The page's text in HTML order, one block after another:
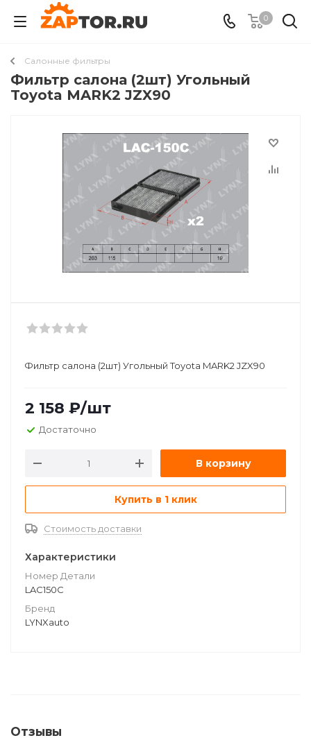
0
Салонные фильтры
Фильтр салона (2шт) Угольный
Toyota MARK2 JZX90
Фильтр салона (2шт) Угольный Toyota MARK2 JZX90
2 158 ₽/шт
Достаточно
В корзину
Купить в 1 клик
Стоимость доставки
Характеристики
Номер Детали
LAC150C
Бренд
LYNXauto
Отзывы